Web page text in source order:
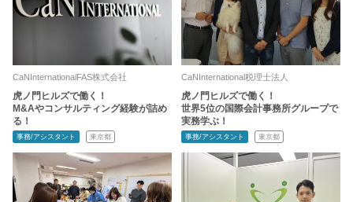
CaNInternationalFAS株式会社
虎ノ門ヒルズで働く！
M&Aやコンサルティング経験が詰め
る！
事務/アシスタント 東京都
CaNInternational税理士法人
虎ノ門ヒルズで働く！
世界5位の国際会計事務所グループで
実務学ぶ！
事務/アシスタント 東京都